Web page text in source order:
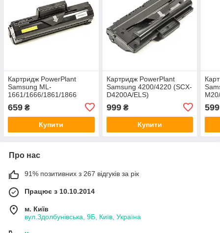
Картридж PowerPlant
Samsung ML-
1661/1666/1861/1866
659 ₴
Купити
Картридж PowerPlant
Samsung 4200/4220 (SCX-
D4200A/ELS)
999₴
Купити
599
Про нас
91% позитивних з 267 відгуків за рік
Працює з 10.10.2014
м. Київ
вул.Здолбунівська, 9Б, Київ, Україна